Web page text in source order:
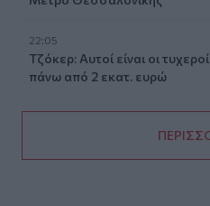
22:05
Τζόκερ: Αυτοί είναι οι
πάνω από 2 εκατ. ευρώ